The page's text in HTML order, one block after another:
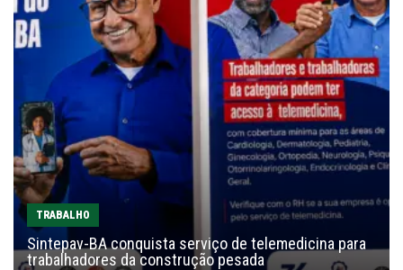
TRABALHO
Sintepav-BA conquista serviço de telemedicina para
trabalhadores da construção pesada